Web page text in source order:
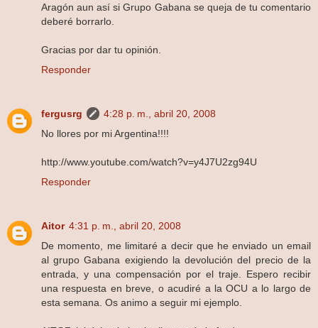
Aragón aun así si Grupo Gabana se queja de tu comentario
deberé borrarlo.
Gracias por dar tu opinión.
Responder
fergusrg
4:28 p. m., abril 20, 2008
No llores por mi Argentina!!!!
http://www.youtube.com/watch?v=y4J7U2zg94U
Responder
Aitor 4:31 p. m., abril 20, 2008
De momento, me limitaré a decir que he enviado un email
al grupo Gabana exigiendo la devolución del precio de la
entrada, y una compensación por el traje. Espero recibir
una respuesta en breve, o acudiré a la OCU a lo largo de
esta semana. Os animo a seguir mi ejemplo.